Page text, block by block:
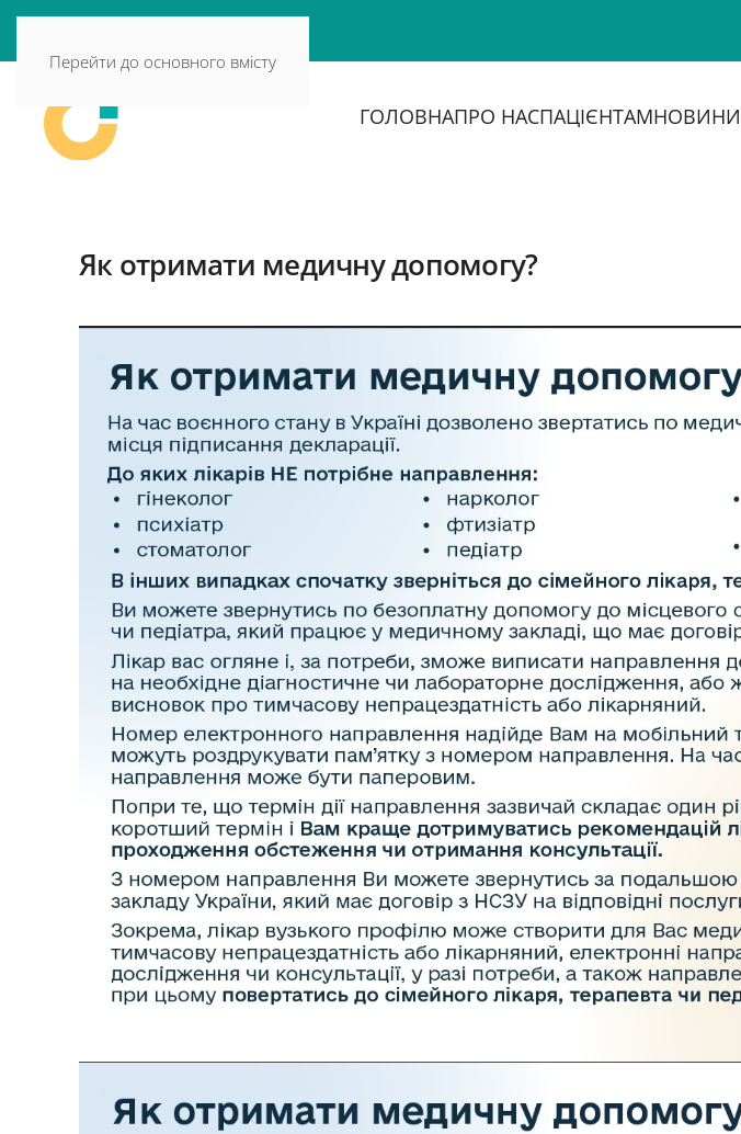
Перейти до основного вмісту
ГОЛОВНАПРО НАСПАЦІЄНТАМНОВИНИ
Як отримати медичну допомогу?